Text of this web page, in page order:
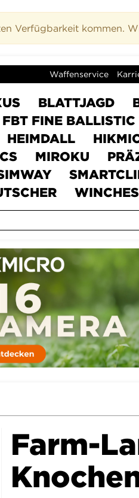
Verfügbarkeit kommen.
Waffenservice
BLATTJAGD
FBT FINE BALLISTIC
HEIMDALL
MIROKU
Farm-